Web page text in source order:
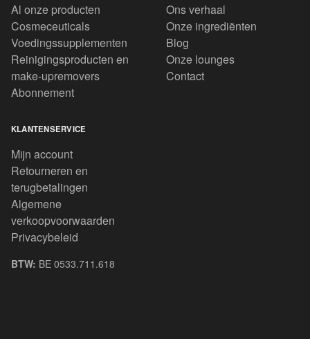
Al onze producten
Cosmeceuticals
Voedingssupplementen
Reinigingsproducten en
make-upremovers
Abonnement
Ons verhaal
Onze ingrediënten
Blog
Onze lounges
Contact
KLANTENSERVICE
Mijn account
Retourneren en
terugbetalingen
Algemene
verkoopvoorwaarden
Privacybeleid
BTW: BE 0533.711.618